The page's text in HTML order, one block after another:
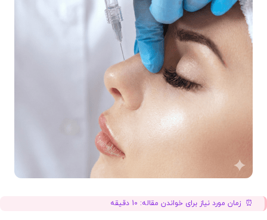
زمان مورد نیاز برای خواندن مقاله: 10 دقیقه